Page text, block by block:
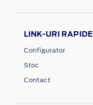
LINK-URI RAPIDE
Configurator
Stoc
Contact